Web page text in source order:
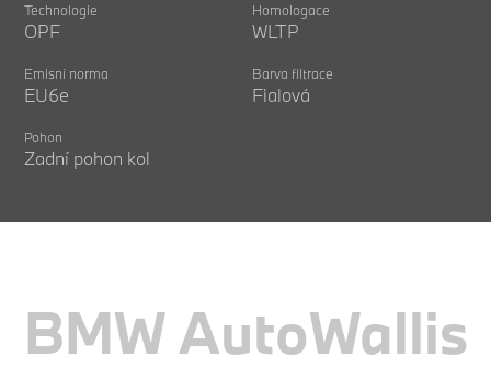
Technologie
OPF
Homologace
WLTP
Emisní norma
EU6e
Barva filtrace
Fialová
Pohon
Zadní pohon kol
BMW AutoWallis